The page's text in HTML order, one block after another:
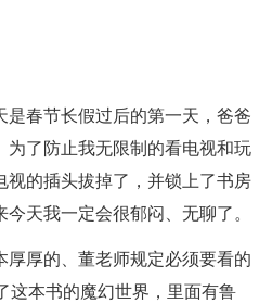
是春节长假过后的第一天，爸爸
为了防止我无限制的看电视和玩
视的插头拔掉了，并锁上了书房
天我一定会很郁闷、无聊了。
厚厚的、董老师规定必须要看的
这本书的魔幻世界，里面有鲁